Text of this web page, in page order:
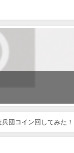
団コイン回してみた！